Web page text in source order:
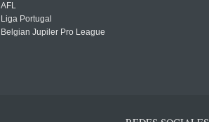
AFL
Liga Portugal
Belgian Jupiler Pro League